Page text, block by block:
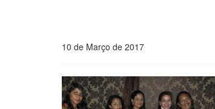
10 de Março de 2017